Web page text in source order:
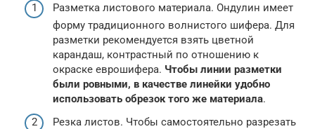
Разметка листового материала. Ондулин имеет
форму традиционного волнистого шифера. Для
разметки рекомендуется взять цветной
карандаш, контрастный по отношению к
окраске еврошифера. Чтобы линии разметки
были ровными, в качестве линейки удобно
использовать обрезок того же материала.
Резка листов. Чтобы самостоятельно разрезать